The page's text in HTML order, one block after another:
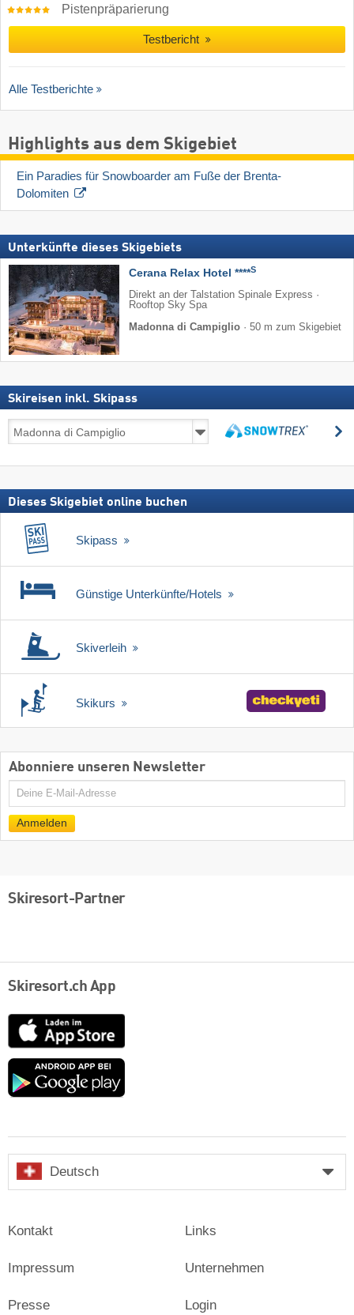
Pistenpräparierung
Testbericht
Alle Testberichte
Highlights aus dem Skigebiet
Ein Paradies für Snowboarder am Fuße der Brenta-
Dolomiten
Unterkünfte dieses Skigebiets
Cerana Relax Hotel ****S
Direkt an der Talstation Spinale Express ·
Rooftop Sky Spa
Madonna di Campiglio · 50 m zum Skigebiet
Skireisen inkl. Skipass
inkl.
Dieses Skigebiet online buchen
Skipass
Günstige Unterkünfte/Hotels
Skiverleih
Skikurs
Abonniere unseren Newsletter
E-
Mail
Anmelden
Skiresort-Partner
Skiresort.ch App
App
Store
Google
Deutsch
Kontakt
Impressum
Presse
Links
Unternehmen
Login